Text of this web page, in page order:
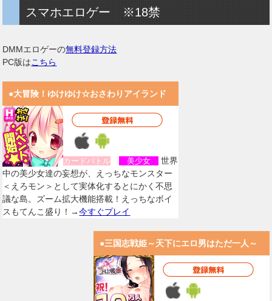
スマホエロゲー ※18禁
DMMエロゲーの無料登録方法
PC版はこちら
●大冒険！ゆけゆけ☆おさわりアイランド
カードバトル 美少女
世界
中の美少女達の妄想が、えっちなモンスター
＜えろモン＞として実体化するとにかく不思
議な島。ズーム拡大機能搭載！えっちなボイ
スもてんこ盛り！→今すぐプレイ
●三国志戦姫～天下にエロ男はただ一人～